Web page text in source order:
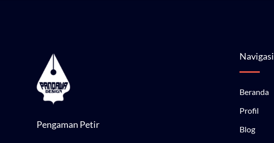
Pengaman Petir
Navigasi
Beranda
Profil
Blog